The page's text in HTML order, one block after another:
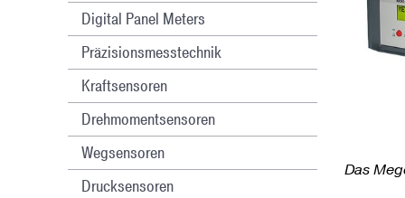
Digital Panel Meters
Präzisionsmesstechnik
Kraftsensoren
Drehmomentsensoren
Wegsensoren
Drucksensoren
Das